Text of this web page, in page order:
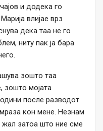
и додека го
влијае врз
дека таа не го
ниту пак ја бара
зошто таа
зошто мојата
после разводот
кон мене. Незнам
затоа што ние сме